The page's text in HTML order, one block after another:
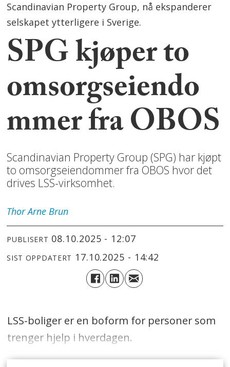
Scandinavian Property Group, nå ekspanderer
selskapet ytterligere i Sverige.
SPG kjøper to
omsorgseiendo
mmer fra OBOS
Scandinavian Property Group (SPG) har kjøpt
to omsorgseiendommer fra OBOS hvor det
drives LSS-virksomhet.
Thor Arne Brun
PUBLISERT 08.10.2025 - 12:07
SIST OPPDATERT 17.10.2025 - 14:42
LSS-boliger er en boform for personer som
trenger hjelp i hverdagen.